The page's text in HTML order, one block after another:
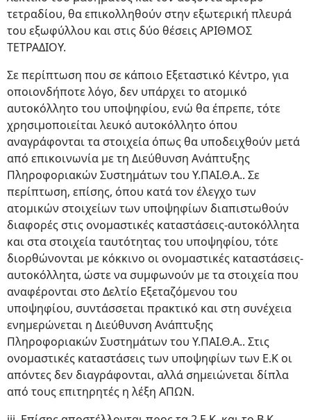
τετραδίου, θα επικολληθούν στην εξωτερική πλευρά
του εξωφύλλου και στις δύο θέσεις ΑΡΙΘΜΟΣ
ΤΕΤΡΑΔΙΟΥ.
Σε περίπτωση που σε κάποιο Εξεταστικό Κέντρο, για
οποιονδήποτε λόγο, δεν υπάρχει το ατομικό
αυτοκόλλητο του υποψηφίου, ενώ θα έπρεπε, τότε
χρησιμοποιείται λευκό αυτοκόλλητο όπου
αναγράφονται τα στοιχεία όπως θα υποδειχθούν μετά
από επικοινωνία με τη Διεύθυνση Ανάπτυξης
Πληροφοριακών Συστημάτων του Υ.ΠΑΙ.Θ.Α.. Σε
περίπτωση, επίσης, όπου κατά τον έλεγχο των
ατομικών στοιχείων των υποψηφίων διαπιστωθούν
διαφορές στις ονομαστικές καταστάσεις-αυτοκόλλητα
και στα στοιχεία ταυτότητας του υποψηφίου, τότε
διορθώνονται με κόκκινο οι ονομαστικές καταστάσεις-
αυτοκόλλητα, ώστε να συμφωνούν με τα στοιχεία που
αναφέρονται στο Δελτίο Εξεταζόμενου του
υποψηφίου, συντάσσεται πρακτικό και στη συνέχεια
ενημερώνεται η Διεύθυνση Ανάπτυξης
Πληροφοριακών Συστημάτων του Υ.ΠΑΙ.Θ.Α.. Στις
ονομαστικές καταστάσεις των υποψηφίων των Ε.Κ οι
απόντες δεν διαγράφονται, αλλά σημειώνεται δίπλα
από τους επιτηρητές η λέξη ΑΠΩΝ.